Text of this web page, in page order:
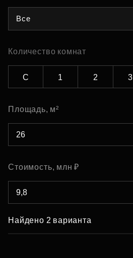
Все
Количество комнат
С 1 2 3
Площадь, м²
Стоимость, млн ₽
Найдено 2 варианта